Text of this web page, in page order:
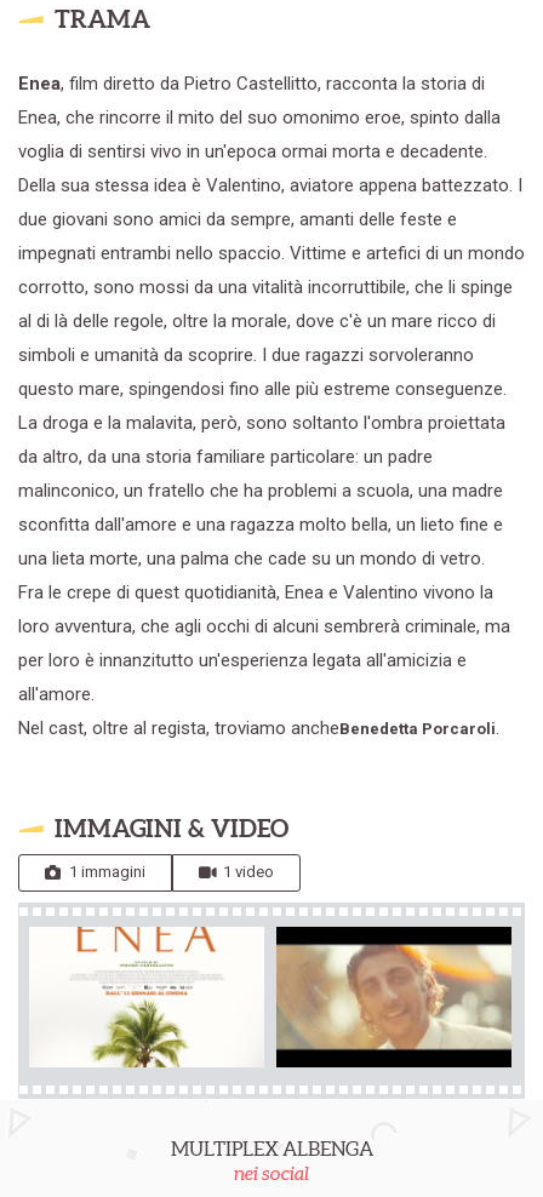
TRAMA
Enea, film diretto da Pietro Castellitto, racconta la storia di
Enea, che rincorre il mito del suo omonimo eroe, spinto dalla
voglia di sentirsi vivo in un'epoca ormai morta e decadente.
Della sua stessa idea è Valentino, aviatore appena battezzato. I
due giovani sono amici da sempre, amanti delle feste e
impegnati entrambi nello spaccio. Vittime e artefici di un mondo
corrotto, sono mossi da una vitalità incorruttibile, che li spinge
al di là delle regole, oltre la morale, dove c'è un mare ricco di
simboli e umanità da scoprire. I due ragazzi sorvoleranno
questo mare, spingendosi fino alle più estreme conseguenze.
La droga e la malavita, però, sono soltanto l'ombra proiettata
da altro, da una storia familiare particolare: un padre
malinconico, un fratello che ha problemi a scuola, una madre
sconfitta dall'amore e una ragazza molto bella, un lieto fine e
una lieta morte, una palma che cade su un mondo di vetro.
Fra le crepe di quest quotidianità, Enea e Valentino vivono la
loro avventura, che agli occhi di alcuni sembrerà criminale, ma
per loro è innanzitutto un'esperienza legata all'amicizia e
all'amore.
Nel cast, oltre al regista, troviamo ancheBenedetta Porcaroli.
IMMAGINI & VIDEO
1 immagini 1 video
MULTIPLEX ALBENGA
nei social